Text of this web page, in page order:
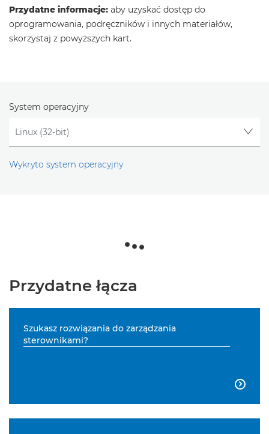
Przydatne informacje: aby uzyskać dostęp do
oprogramowania, podręczników i innych materiałów,
skorzystaj z powyższych kart.
System operacyjny
Wykryto system operacyjny
Przydatne łącza
Szukasz rozwiązania do zarządzania
sterownikami?
